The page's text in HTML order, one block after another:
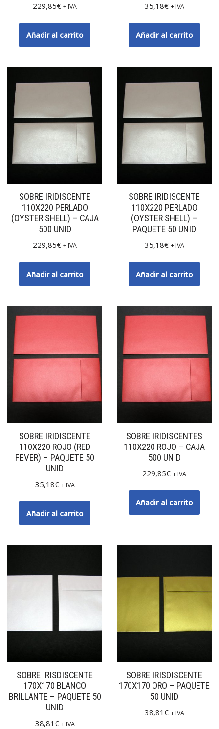
229,85€ + IVA
Añadir al carrito
35,18€ + IVA
Añadir al carrito
SOBRE IRIDISCENTE
110X220 PERLADO
(OYSTER SHELL) – CAJA
500 UNID
229,85€ + IVA
Añadir al carrito
SOBRE IRIDISCENTE
110X220 PERLADO
(OYSTER SHELL) –
PAQUETE 50 UNID
35,18€ + IVA
Añadir al carrito
SOBRE IRIDISCENTE
110X220 ROJO (RED
FEVER) – PAQUETE 50
UNID
35,18€ + IVA
Añadir al carrito
SOBRE IRIDISCENTES
110X220 ROJO – CAJA
500 UNID
229,85€ + IVA
Añadir al carrito
SOBRE IRISDISCENTE
170X170 BLANCO
BRILLANTE – PAQUETE 50
UNID
38,81 € + IVA
SOBRE IRISDISCENTE
170X170 ORO – PAQUETE
50 UNID
38,81 € + IVA